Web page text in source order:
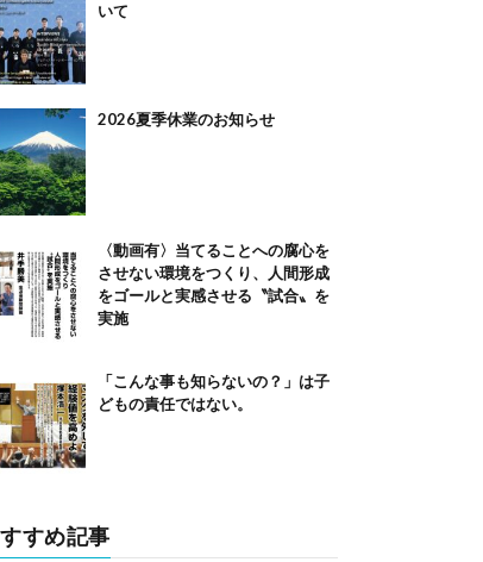
いて
2026夏季休業のお知らせ
〈動画有〉当てることへの腐心を
させない環境をつくり、人間形成
をゴールと実感させる〝試合〟を
実施
「こんな事も知らないの？」は子
どもの責任ではない。
すめ記事